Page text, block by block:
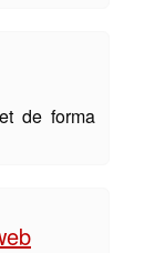
de forma